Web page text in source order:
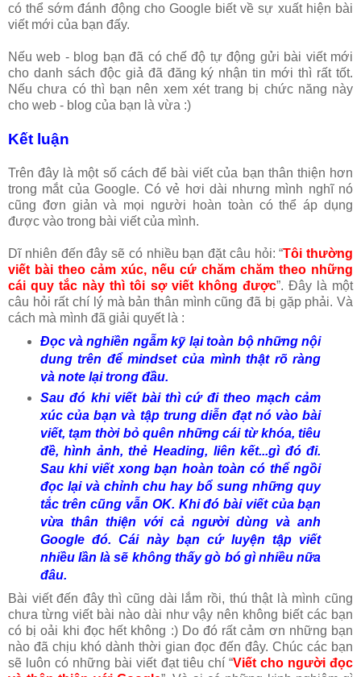
có thể sớm đánh động cho Google biết về sự xuất hiện bài
viết mới của bạn đấy.
Nếu web - blog bạn đã có chế độ tự động gửi bài viết mới
cho danh sách độc giả đã đăng ký nhận tin mới thì rất tốt.
Nếu chưa có thì bạn nên xem xét trang bị chức năng này
cho web - blog của bạn là vừa :)
Kết luận
Trên đây là một số cách để bài viết của bạn thân thiện hơn
trong mắt của Google. Có vẻ hơi dài nhưng mình nghĩ nó
cũng đơn giản và mọi người hoàn toàn có thể áp dụng
được vào trong bài viết của mình.
Dĩ nhiên đến đây sẽ có nhiều bạn đặt câu hỏi: “Tôi thường
viết bài theo cảm xúc, nếu cứ chăm chăm theo những
cái quy tắc này thì tôi sợ viết không được”. Đây là một
câu hỏi rất chí lý mà bản thân mình cũng đã bị gặp phải. Và
cách mà mình đã giải quyết là :
Đọc và nghiền ngẫm kỹ lại toàn bộ những nội
dung trên để mindset của mình thật rõ ràng
và note lại trong đầu.
Sau đó khi viết bài thì cứ đi theo mạch cảm
xúc của bạn và tập trung diễn đạt nó vào bài
viết, tạm thời bỏ quên những cái từ khóa, tiêu
đề, hình ảnh, thẻ Heading, liên kết...gì đó đi.
Sau khi viết xong bạn hoàn toàn có thể ngồi
đọc lại và chỉnh chu hay bổ sung những quy
tắc trên cũng vẫn OK. Khi đó bài viết của bạn
vừa thân thiện với cả người dùng và anh
Google đó. Cái này bạn cứ luyện tập viết
nhiều lần là sẽ không thấy gò bó gì nhiều nữa
đâu.
Bài viết đến đây thì cũng dài lắm rồi, thú thật là mình cũng
chưa từng viết bài nào dài như vậy nên không biết các bạn
có bị oải khi đọc hết không :) Do đó rất cảm ơn những bạn
nào đã chịu khó dành thời gian đọc đến đây. Chúc các bạn
sẽ luôn có những bài viết đạt tiêu chí “Viết cho người đọc